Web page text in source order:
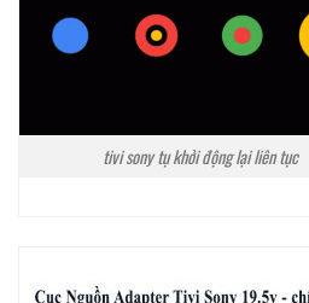
tivi sony tụ khởi động lại liên tục